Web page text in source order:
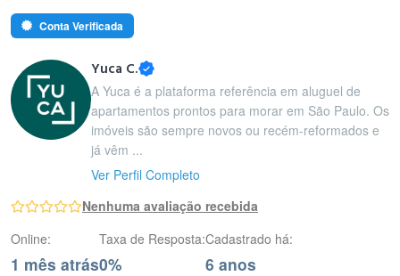
Conta Verificada
Yuca C.
A Yuca é a plataforma referência em aluguel de
apartamentos prontos para morar em São Paulo. Os
imóveis são sempre novos ou recém-reformados e
já vêm ...
Ver Perfil Completo
Nenhuma avaliação recebida
Online:
1 mês atrás
Taxa de Resposta:
0%
Cadastrado há:
6 anos